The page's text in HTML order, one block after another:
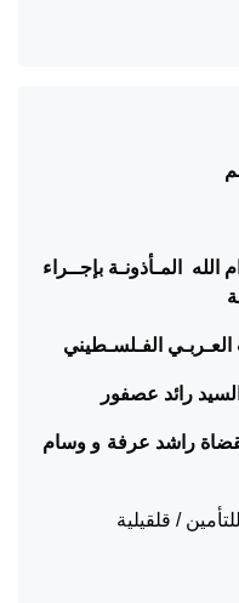
المـأذونـة بإجــراء
الفـلسـطيني
رائد عصفور
راشد عرفة و وسام
/ قلقيلية